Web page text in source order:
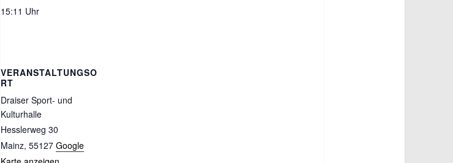
15:11 Uhr
VERANSTALTUNGSO
RT
Draiser Sport- und
Kulturhalle
Hesslerweg 30
Mainz, 55127 Google